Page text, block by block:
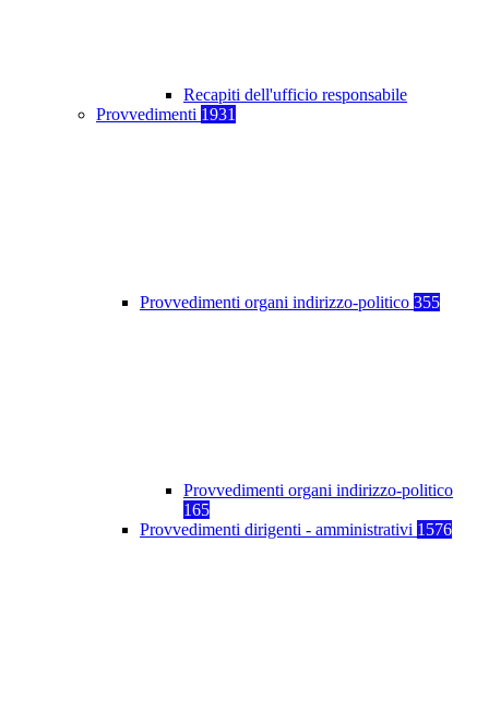
Recapiti dell'ufficio responsabile
Provvedimenti 1931
Provvedimenti organi indirizzo-politico 355
Provvedimenti organi indirizzo-politico
165
Provvedimenti dirigenti - amministrativi 1576